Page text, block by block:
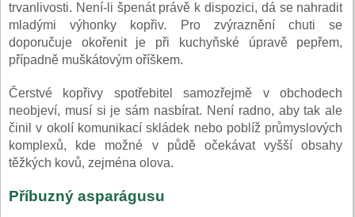
trvanlivosti. Není-li špenát právě k dispozici, dá se nahradit
mladými výhonky kopřiv. Pro zvýraznění chuti se
doporučuje okořenit je při kuchyňské úpravě pepřem,
případně muškátovým oříškem.
Čerstvé kopřivy spotřebitel samozřejmě v obchodech
neobjeví, musí si je sám nasbírat. Není radno, aby tak ale
činil v okolí komunikací skládek nebo poblíž průmyslových
komplexů, kde možné v půdě očekávat vyšší obsahy
těžkých kovů, zejména olova.
Příbuzný asparágusu